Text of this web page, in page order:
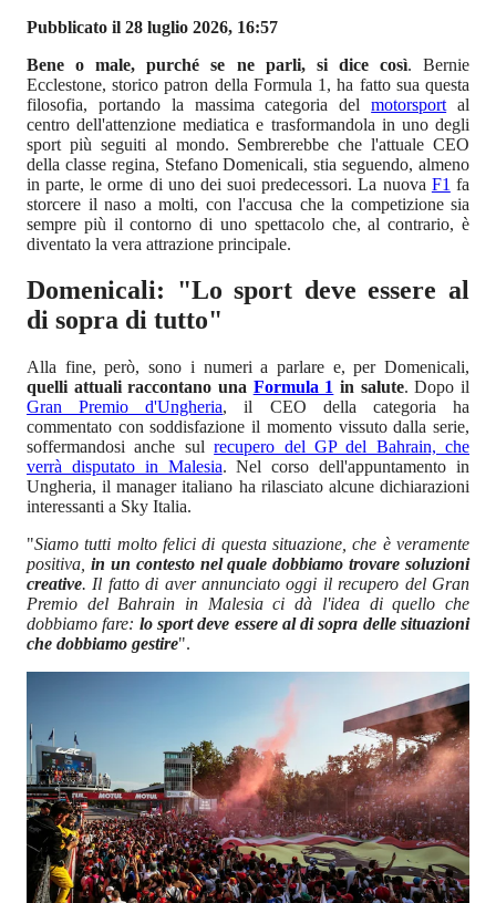
Pubblicato il 28 luglio 2026, 16:57
Bene o male, purché se ne parli, si dice così. Bernie
Ecclestone, storico patron della Formula 1, ha fatto sua questa
filosofia, portando la massima categoria delmotorsport al
centro dell'attenzione mediatica e trasformandola in uno degli
sport più seguiti al mondo. Sembrerebbe che l'attuale CEO
della classe regina, Stefano Domenicali, stia seguendo, almeno
in parte, le orme di uno dei suoi predecessori. La nuova F1 fa
storcere il naso a molti, con l'accusa che la competizione sia
sempre più il contorno di uno spettacolo che, al contrario, è
diventato la vera attrazione principale.
Domenicali: "Lo sport deve essere al
di sopra di tutto"
Alla fine, però, sono i numeri a parlare e, per Domenicali,
quelli attuali raccontano una Formula 1 in salute. Dopo il
Gran Premio d'Ungheria, il CEO della categoria ha
commentato con soddisfazione il momento vissuto dalla serie,
soffermandosi anche sulrecupero del GP del Bahrain, che
verrà disputato in Malesia. Nel corso dell'appuntamento in
Ungheria, il manager italiano ha rilasciato alcune dichiarazioni
interessanti a Sky Italia.
"Siamo tutti molto felici di questa situazione, che è veramente
positiva, in un contesto nel quale dobbiamo trovare soluzioni
creative. Il fatto di aver annunciato oggi il recupero del Gran
Premio del Bahrain in Malesia ci dà l'idea di quello che
dobbiamo fare: lo sport deve essere al di sopra delle situazioni
che dobbiamo gestire".